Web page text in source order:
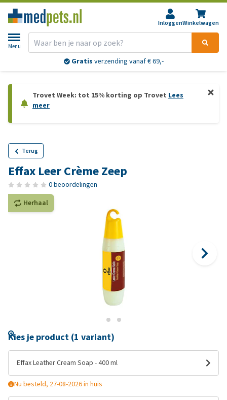
InloggenWinkelwagen
Menu
Gratis verzending vanaf € 69,-
Trovet Week: tot 15% korting op Trovet Lees
meer
Terug
Effax Leer Crème Zeep
0 beoordelingen
Herhaal
Kies je product (1 variant)
Effax Leather Cream Soap - 400 ml
Nu besteld, 27-08-2026 in huis